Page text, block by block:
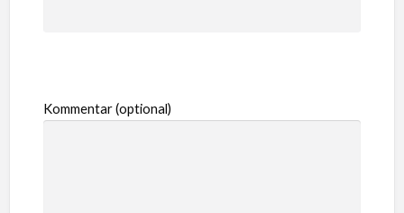
Kommentar (optional)